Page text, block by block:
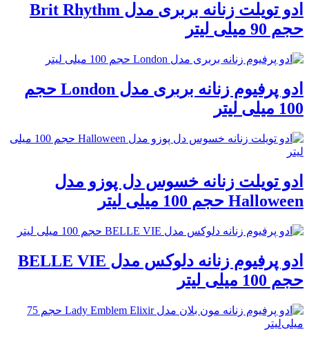
ادو تویلت زنانه بربری مدل Brit Rhythm
حجم 90 میلی لیتر
ادو پرفیوم زنانه بربری مدل London حجم
100 میلی لیتر
ادو تویلت زنانه خسوس دل پوزو مدل
Halloween حجم 100 میلی لیتر
ادو پرفیوم زنانه دلوکس مدل BELLE VIE
حجم 100 میلی لیتر